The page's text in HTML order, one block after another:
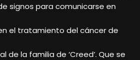
signos para comunicarse en
el tratamiento del cáncer de
de la familia de ‘Creed’. Que se